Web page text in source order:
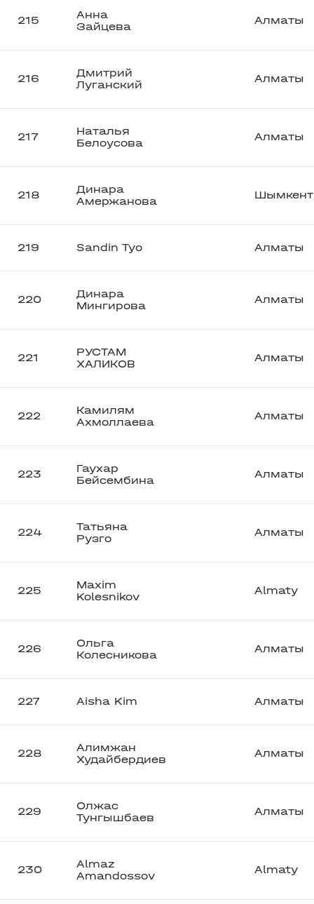
215
Анна
Зайцева
Алматы
216
Дмитрий
Луганский
Алматы
217
Наталья
Белоусова
Алматы
218
Динара
Амержанова
Шымкент
219 Sandin Tyo Алматы
220
Динара
Мингирова
Алматы
221
РУСТАМ
ХАЛИКОВ
Алматы
222
Камилям
Ахмоллаева
Алматы
223
Гаухар
Бейсембина
Алматы
224
Татьяна
Рузго
Алматы
225
Maxim
Kolesnikov
Almaty
226
Ольга
Колесникова
Алматы
227 Aisha Kim Алматы
228
Алимжан
Худайбердиев
Алматы
229
Олжас
Тунгышбаев
Алматы
230
Almaz
Amandossov
Almaty